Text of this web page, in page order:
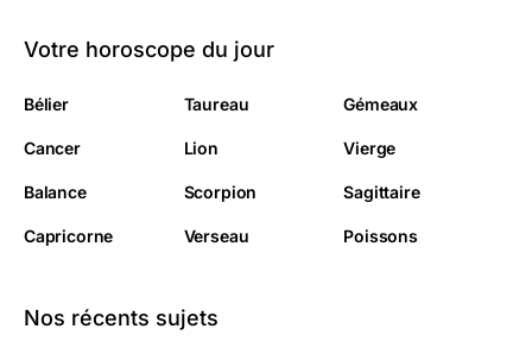
Votre horoscope du jour
Bélier Taureau Gémeaux
Cancer Lion Vierge
Balance Scorpion Sagittaire
Capricorne Verseau Poissons
Nos récents sujets